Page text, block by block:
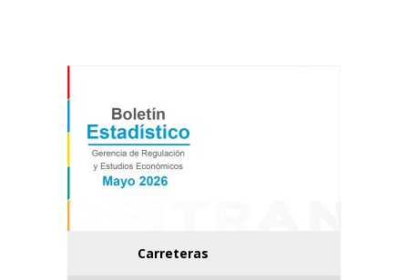
Carreteras